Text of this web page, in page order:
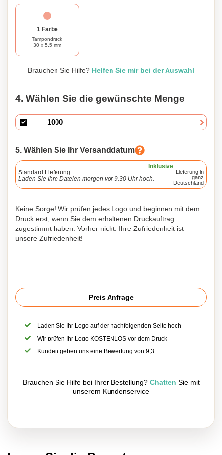
1 Farbe
Tampondruck
30 x 5.5 mm
Brauchen Sie Hilfe? Helfen Sie mir bei der Auswahl
4. Wählen Sie die gewünschte Menge
5. Wählen Sie Ihr Versanddatum
Inklusive
Standard Lieferung
Laden Sie Ihre Dateien morgen vor 9.30 Uhr hoch.
Lieferung in
ganz
Deutschland
Keine Sorge! Wir prüfen jedes Logo und beginnen mit dem
Druck erst, wenn Sie dem erhaltenen Druckauftrag
zugestimmt haben. Vorher nicht. Ihre Zufriedenheit ist
unsere Zufriedenheit!
Preis Anfrage
Laden Sie Ihr Logo auf der nachfolgenden Seite hoch
Wir prüfen Ihr Logo KOSTENLOS vor dem Druck
Kunden geben uns eine Bewertung von 9,3
Brauchen Sie Hilfe bei Ihrer Bestellung? Chatten Sie mit
unserem Kundenservice